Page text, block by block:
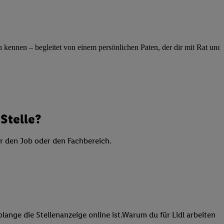
– begleitet von einem persönlichen Paten, der dir mit Rat und
Job oder den Fachbereich.
die Stellenanzeige online ist.Warum du für Lidl arbeiten
Quellen,
Analyse
Verwendung
von Profilen